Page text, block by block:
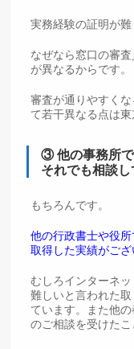
実務経験の証明が難
なぜなら窓口の審
が異なるからです。
審査が通りやすく
て若干異なる点は東
③ 他の事務所で
それでも相談
もちろんです。
他の行政書士や役
取得した実績がござ
むしろインターネ
難しいと言われた
ています。また他
のご相談を受けたこ